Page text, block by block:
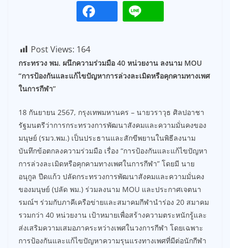
Post Views: 164
กระทรวง พม. ผนึกความร่วมมือ 40 หน่วยงาน ลงนาม MOU
“การป้องกันและแก้ไขปัญหาการล่วงละเมิดหรือคุกคามทางเพศ
ในการกีฬา”
18 กันยายน 2567, กรุงเทพมหานคร – นายวราวุธ ศิลปอาชา
รัฐมนตรีว่าการกระทรวงการพัฒนาสังคมและความมั่นคงของ
มนุษย์ (รมว.พม.) เป็นประธานและสักขีพยานในพิธีลงนาม
บันทึกข้อตกลงความร่วมมือ เรื่อง “การป้องกันและแก้ไขปัญหา
การล่วงละเมิดหรือคุกคามทางเพศในการกีฬา” โดยมี นาย
อนุกูล ปีดแก้ว ปลัดกระทรวงการพัฒนาสังคมและความมั่นคง
ของมนุษย์ (ปลัด พม.) ร่วมลงนาม MOU และประกาศเจตนา
รมณ์ฯ ร่วมกับภาคีเครือข่ายและสมาคมกีฬานําร่อง 20 สมาคม
รวมกว่า 40 หน่วยงาน เป้าหมายเพื่อสร้างความตระหนักรู้และ
ส่งเสริมความเสมอภาคระหว่างเพศในวงการกีฬา โดยเฉพาะ
การป้องกันและแก้ไขปัญหาความรุนแรงทางเพศที่มีต่อนักกีฬา